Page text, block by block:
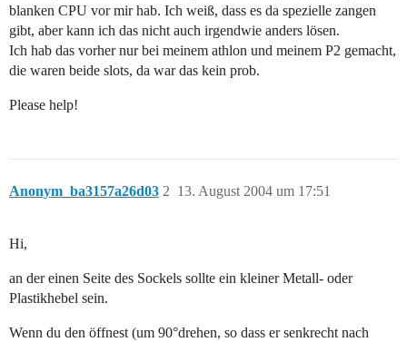
blanken CPU vor mir hab. Ich weiß, dass es da spezielle zangen
gibt, aber kann ich das nicht auch irgendwie anders lösen.
Ich hab das vorher nur bei meinem athlon und meinem P2 gemacht,
die waren beide slots, da war das kein prob.
Please help!
Anonym_ba3157a26d03 13. August 2004 um 17:51
2
Hi,
an der einen Seite des Sockels sollte ein kleiner Metall- oder
Plastikhebel sein.
Wenn du den öffnest (um 90°drehen, so dass er senkrecht nach